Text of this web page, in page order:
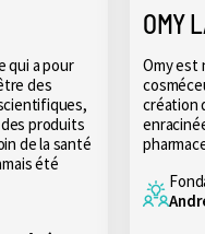
qui a pour
des
produits
de la santé
été
OMY
Omy est
création